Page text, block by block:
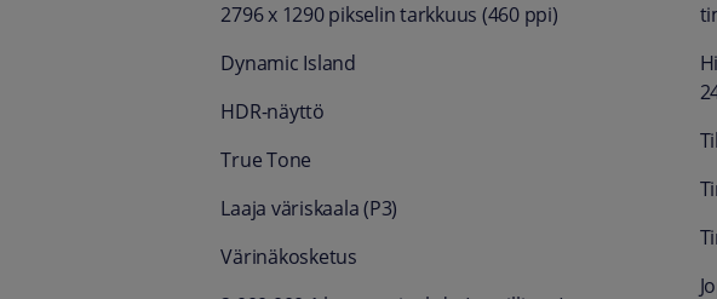
2796 x 1290 pikselin tarkkuus (460 ppi)
Dynamic Island
HDR-näyttö
True Tone
Laaja väriskaala (P3)
Värinä­kosketus